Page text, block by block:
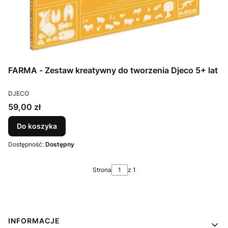
FARMA - Zestaw kreatywny do tworzenia Djeco 5+ lat
PRODUCENT
DJECO
Cena
59,00 zł
Do koszyka
Dostępność: Dostępny
Strona z 1
Linki w stopce
INFORMACJE